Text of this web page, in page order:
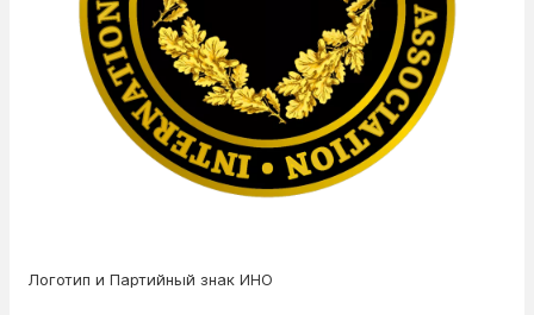
Логотип и Партийный знак ИНО